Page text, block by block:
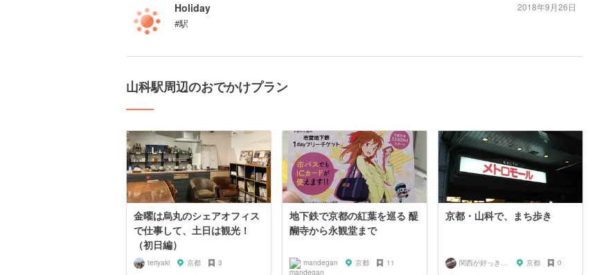
Holiday
#駅
2018年9月26日
山科駅周辺のおでかけプラン
金曜は烏丸のシェアオフィス
で仕事して、土日は観光！
（初日編）
teriyaki 京都 3
地下鉄で京都の紅葉を巡る 醍
醐寺から永観堂まで
mandegan 京都 11
京都・山科で、まち歩き
関西が好っきゃねん 京都 0